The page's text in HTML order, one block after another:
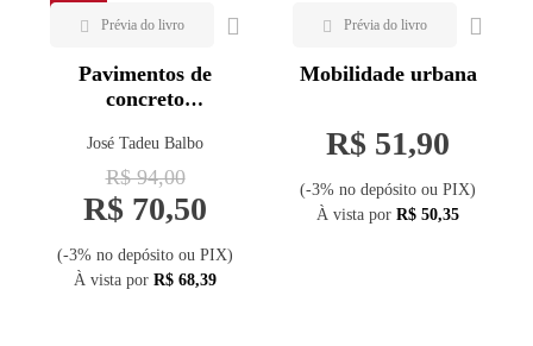
Pavimentos de
concreto
José Tadeu Balbo
R$ 94,00
R$ 70,50
(-3% no depósito ou PIX)
À vista por R$ 68,39
Mobilidade urbana
R$ 51,90
(-3% no depósito ou PIX)
À vista por R$ 50,35